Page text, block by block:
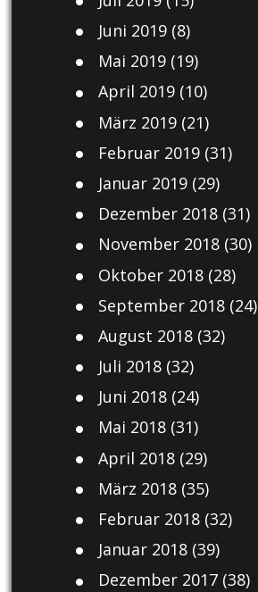
Juni 2019(8)
Mai 2019(19)
April 2019(10)
März 2019(21)
Februar 2019(31)
Januar 2019(29)
Dezember 2018(31)
November 2018(30)
Oktober 2018(28)
September 2018(24)
August 2018(32)
Juli 2018(32)
Juni 2018(24)
Mai 2018(31)
April 2018(29)
März 2018(35)
Februar 2018(32)
Januar 2018(39)
Dezember 2017(38)